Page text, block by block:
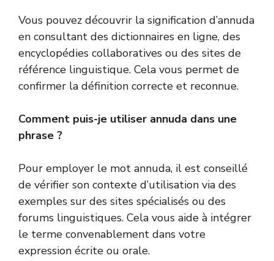
Vous pouvez découvrir la signification d’annuda
en consultant des dictionnaires en ligne, des
encyclopédies collaboratives ou des sites de
référence linguistique. Cela vous permet de
confirmer la définition correcte et reconnue.
Comment puis-je utiliser annuda dans une
phrase ?
Pour employer le mot annuda, il est conseillé
de vérifier son contexte d’utilisation via des
exemples sur des sites spécialisés ou des
forums linguistiques. Cela vous aide à intégrer
le terme convenablement dans votre
expression écrite ou orale.